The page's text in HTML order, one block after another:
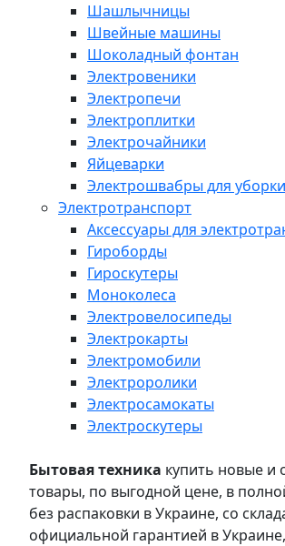
Шашлычницы
Швейные машины
Шоколадный фонтан
Электровеники
Электропечи
Электроплитки
Электрочайники
Яйцеварки
Электрошвабры для уборки
Электротранспорт
Аксессуары для
Гироборды
Гироскутеры
Моноколеса
Электровелосипеды
Электрокарты
Электромобили
Электроролики
Электросамокаты
Электроскутеры
Бытовая техника купить новые и
товары, по выгодной цене, в
без распаковки в Украине, со
официальной гарантией в